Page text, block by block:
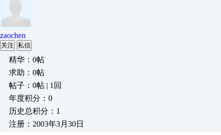
zaochen
关注 私信
精华：0帖
求助：0帖
帖子：0帖 | 1回
年度积分：0
历史总积分：1
注册：2003年3月30日